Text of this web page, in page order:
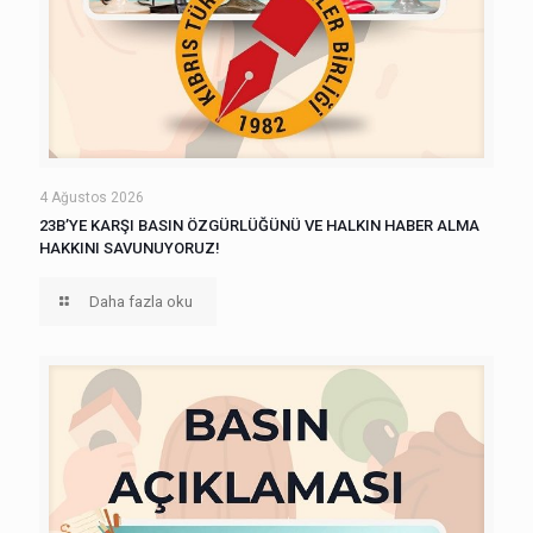
4 Ağustos 2026
23B’YE KARŞI BASIN ÖZGÜRLÜĞÜNÜ VE HALKIN HABER ALMA
HAKKINI SAVUNUYORUZ!
Daha fazla oku